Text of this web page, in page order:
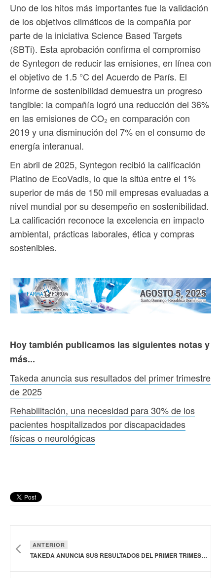
Uno de los hitos más importantes fue la validación
de los objetivos climáticos de la compañía por
parte de la iniciativa Science Based Targets
(SBTi). Esta aprobación confirma el compromiso
de Syntegon de reducir las emisiones, en línea con
el objetivo de 1.5 °C del Acuerdo de París. El
informe de sostenibilidad demuestra un progreso
tangible: la compañía logró una reducción del 36%
en las emisiones de CO₂ en comparación con
2019 y una disminución del 7% en el consumo de
energía interanual.
En abril de 2025, Syntegon recibió la calificación
Platino de EcoVadis, lo que la sitúa entre el 1%
superior de más de 150 mil empresas evaluadas a
nivel mundial por su desempeño en sostenibilidad.
La calificación reconoce la excelencia en impacto
ambiental, prácticas laborales, ética y compras
sostenibles.
Hoy también publicamos las siguientes notas y
más...
Takeda anuncia sus resultados del primer trimestre
de 2025
Rehabilitación, una necesidad para 30% de los
pacientes hospitalizados por discapacidades
físicas o neurológicas
ANTERIOR
TAKEDA ANUNCIA SUS RESULTADOS DEL PRIMER TRIMESTRE DE 2025